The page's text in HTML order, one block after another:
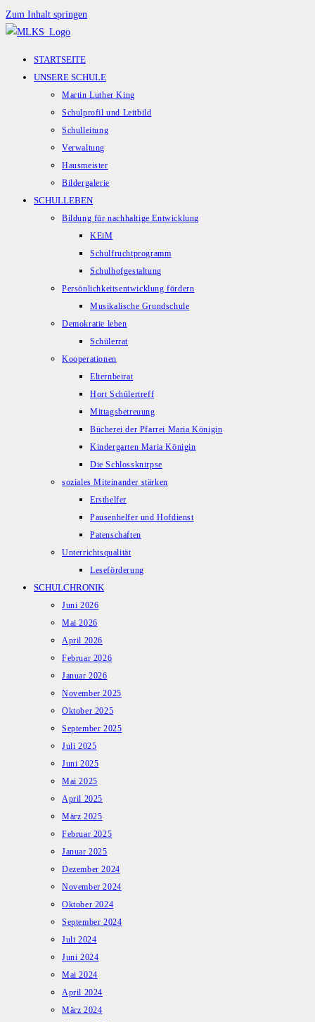
Zum Inhalt springen
STARTSEITE
UNSERE SCHULE
Martin Luther King
Schulprofil und Leitbild
Schulleitung
Verwaltung
Hausmeister
Bildergalerie
SCHULLEBEN
Bildung für nachhaltige Entwicklung
KEiM
Schulfruchtprogramm
Schulhofgestaltung
Persönlichkeitsentwicklung fördern
Musikalische Grundschule
Demokratie leben
Schülerrat
Kooperationen
Elternbeirat
Hort Schülertreff
Mittagsbetreuung
Bücherei der Pfarrei Maria Königin
Kindergarten Maria Königin
Die Schlossknirpse
soziales Miteinander stärken
Ersthelfer
Pausenhelfer und Hofdienst
Patenschaften
Unterrichtsqualität
Leseförderung
SCHULCHRONIK
Juni 2026
Mai 2026
April 2026
Februar 2026
Januar 2026
November 2025
Oktober 2025
September 2025
Juli 2025
Juni 2025
Mai 2025
April 2025
März 2025
Februar 2025
Januar 2025
Dezember 2024
November 2024
Oktober 2024
September 2024
Juli 2024
Juni 2024
Mai 2024
April 2024
März 2024